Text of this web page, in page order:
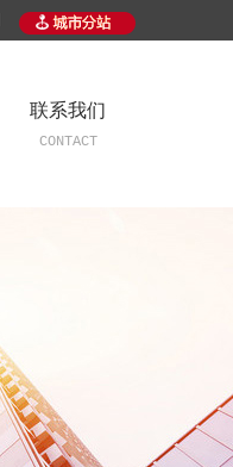
联系我们
CONTACT